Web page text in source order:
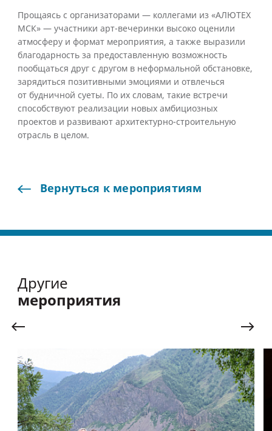
Прощаясь с организаторами — коллегами из «АЛЮТЕХ
МСК» — участники арт-вечеринки высоко оценили
атмосферу и формат мероприятия, а также выразили
благодарность за предоставленную возможность
пообщаться друг с другом в неформальной обстановке,
зарядиться позитивными эмоциями и отвлечься
от будничной суеты. По их словам, такие встречи
способствуют реализации новых амбициозных
проектов и развивают архитектурно-строительную
отрасль в целом.
Вернуться к мероприятиям
Другие
мероприятия